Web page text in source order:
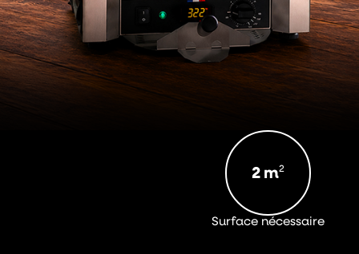
2 m2
Surface nécessaire